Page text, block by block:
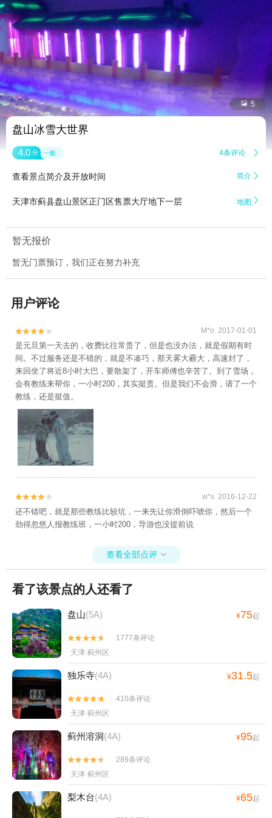
 5
盘山冰雪大世界
4.0 分 一般 4条评论 
查看景点简介及开放时间 简介 
天津市蓟县盘山景区正门区售票大厅地下一层 地图 
暂无报价
暂无门票预订，我们正在努力补充
用户评论

 M*o 2017-01-01
是元旦第一天去的，收费比往常贵了，但是也没办法，就是假期有时
间。不过服务还是不错的，就是不凑巧，那天雾大霾大，高速封了，
来回坐了将近8小时大巴，要散架了，开车师傅也辛苦了。到了雪场，
会有教练来帮你，一小时200，其实挺贵。但是我们不会滑，请了一个
教练，还是挺值。

 w*s 2016-12-22
还不错吧，就是那些教练比较坑，一来先让你滑倒吓唬你，然后一个
劲得忽悠人报教练班，一小时200，导游也没提前说
查看全部点评 
看了该景点的人还看了
盘山(5A) ¥75起


1777条评论
天津·蓟州区
独乐寺(4A) ¥31.5起


410条评论
天津·蓟州区
蓟州溶洞(4A) ¥95起


289条评论
天津·蓟州区
梨木台(4A) ¥65起
